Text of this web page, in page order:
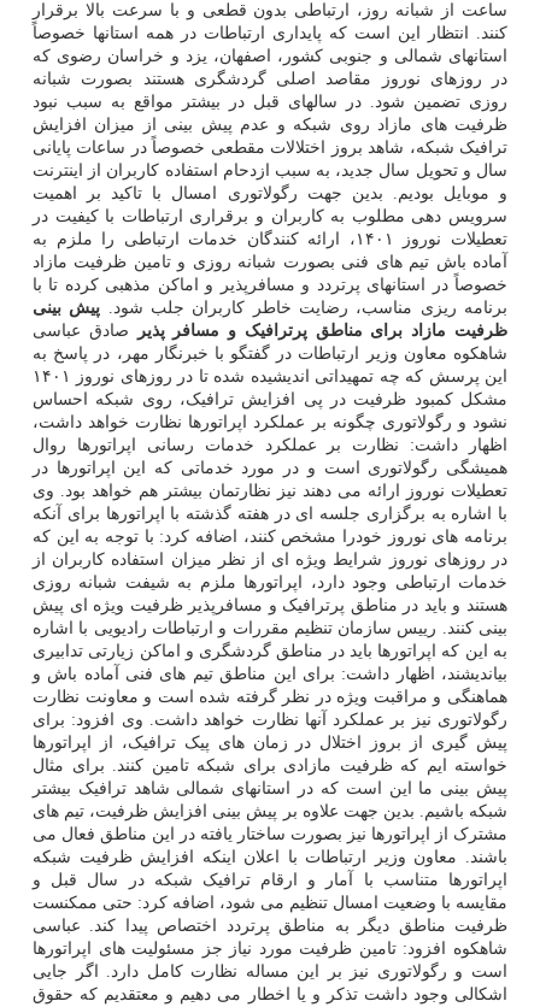
ساعت از شبانه روز، ارتباطی بدون قطعی و با سرعت بالا برقرار
کنند. انتظار این است که پایداری ارتباطات در همه استانها خصوصاً
استانهای شمالی و جنوبی کشور، اصفهان، یزد و خراسان رضوی که
در روزهای نوروز مقاصد اصلی گردشگری هستند بصورت شبانه
روزی تضمین شود. در سالهای قبل در بیشتر مواقع به سبب نبود
ظرفیت های مازاد روی شبکه و عدم پیش بینی از میزان افزایش
ترافیک شبکه، شاهد بروز اختلالات مقطعی خصوصاً در ساعات پایانی
سال و تحویل سال جدید، به سبب ازدحام استفاده کاربران از اینترنت
و موبایل بودیم. بدین جهت رگولاتوری امسال با تاکید بر اهمیت
سرویس دهی مطلوب به کاربران و برقراری ارتباطات با کیفیت در
تعطیلات نوروز ۱۴۰۱، ارائه کنندگان خدمات ارتباطی را ملزم به
آماده باش تیم های فنی بصورت شبانه روزی و تامین ظرفیت مازاد
خصوصاً در استانهای پرتردد و مسافرپذیر و اماکن مذهبی کرده تا با
برنامه ریزی مناسب، رضایت خاطر کاربران جلب شود. پیش بینی
ظرفیت مازاد برای مناطق پرترافیک و مسافر پذیر
صادق عباسی
شاهکوه معاون وزیر ارتباطات در گفتگو با خبرنگار مهر، در پاسخ به
این پرسش که چه تمهیداتی اندیشیده شده تا در روزهای نوروز ۱۴۰۱
مشکل کمبود ظرفیت در پی افزایش ترافیک، روی شبکه احساس
نشود و رگولاتوری چگونه بر عملکرد اپراتورها نظارت خواهد داشت،
اظهار داشت: نظارت بر عملکرد خدمات رسانی اپراتورها روال
همیشگی رگولاتوری است و در مورد خدماتی که این اپراتورها در
تعطیلات نوروز ارائه می دهند نیز نظارتمان بیشتر هم خواهد بود. وی
با اشاره به برگزاری جلسه ای در هفته گذشته با اپراتورها برای آنکه
برنامه های نوروز خودرا مشخص کنند، اضافه کرد: با توجه به این که
در روزهای نوروز شرایط ویژه ای از نظر میزان استفاده کاربران از
خدمات ارتباطی وجود دارد، اپراتورها ملزم به شیفت شبانه روزی
هستند و باید در مناطق پرترافیک و مسافرپذیر ظرفیت ویژه ای پیش
بینی کنند. رییس سازمان تنظیم مقررات و ارتباطات رادیویی با اشاره
به این که اپراتورها باید در مناطق گردشگری و اماکن زیارتی تدابیری
بیاندیشند، اظهار داشت: برای این مناطق تیم های فنی آماده باش و
هماهنگی و مراقبت ویژه در نظر گرفته شده است و معاونت نظارت
رگولاتوری نیز بر عملکرد آنها نظارت خواهد داشت. وی افزود: برای
پیش گیری از بروز اختلال در زمان های پیک ترافیک، از اپراتورها
خواسته ایم که ظرفیت مازادی برای شبکه تامین کنند. برای مثال
پیش بینی ما این است که در استانهای شمالی شاهد ترافیک بیشتر
شبکه باشیم. بدین جهت علاوه بر پیش بینی افزایش ظرفیت، تیم های
مشترک از اپراتورها نیز بصورت ساختار یافته در این مناطق فعال می
باشند. معاون وزیر ارتباطات با اعلان اینکه افزایش ظرفیت شبکه
اپراتورها متناسب با آمار و ارقام ترافیک شبکه در سال قبل و
مقایسه با وضعیت امسال تنظیم می شود، اضافه کرد: حتی ممکنست
ظرفیت مناطق دیگر به مناطق پرتردد اختصاص پیدا کند. عباسی
شاهکوه افزود: تامین ظرفیت مورد نیاز جز مسئولیت های اپراتورها
است و رگولاتوری نیز بر این مساله نظارت کامل دارد. اگر جایی
اشکالی وجود داشت تذکر و یا اخطار می دهیم و معتقدیم که حقوق